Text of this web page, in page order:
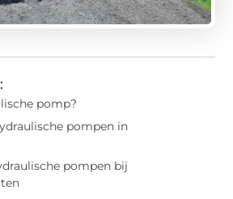
pomp?
pompen in
pompen bij